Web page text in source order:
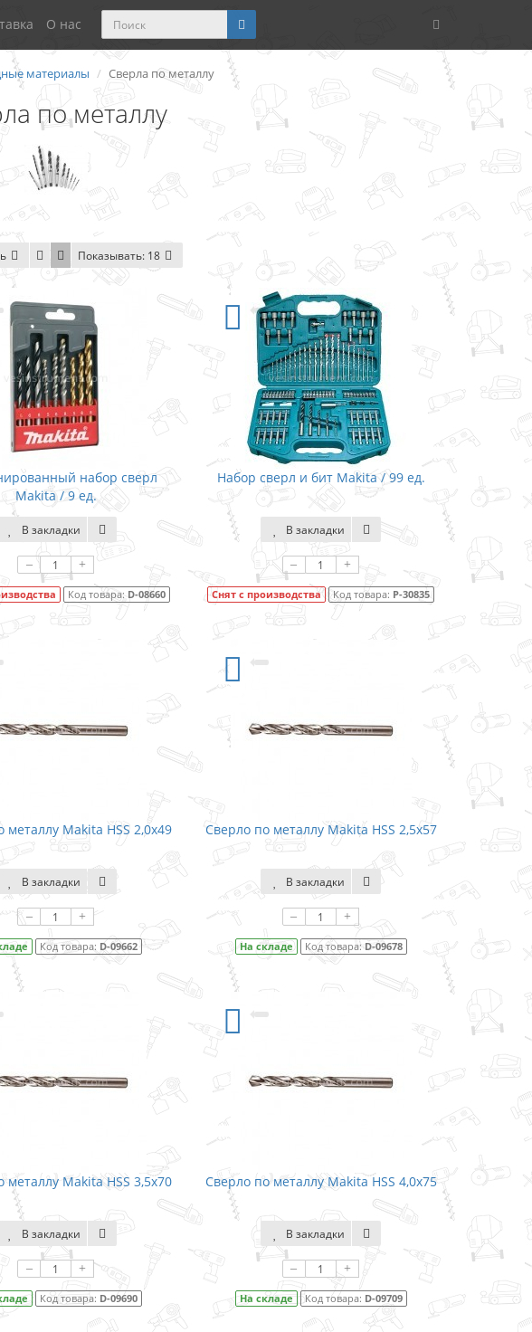
О нас
материалы Сверла по металлу
по металлу
Показывать: 18
набор сверл
Makita / 9 ед.
В закладки
– +
Код товара: D-08660
Набор сверл и бит Makita / 99 ед.
В закладки
– +
Снят с производства Код товара: P-30835
металлу Makita HSS 2,0x49
В закладки
– +
Код товара: D-09662
Сверло по металлу Makita HSS 2,5x57
В закладки
– +
На складе Код товара:D-09678
металлу Makita HSS 3,5x70
В закладки
– +
Код товара: D-09690
Сверло по металлу Makita HSS 4,0x75
В закладки
– +
На складе Код товара: D-09709